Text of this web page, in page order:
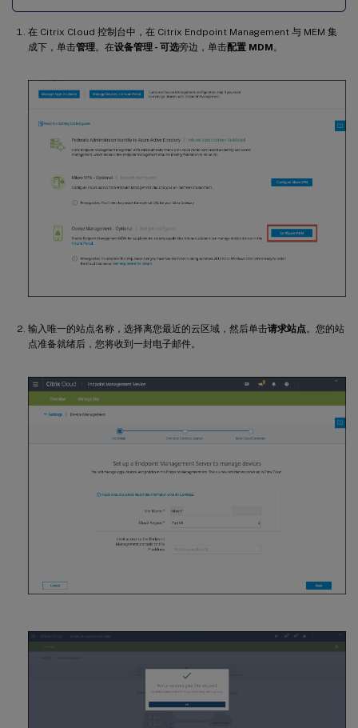
在 Citrix Cloud 控制台中，在 Citrix Endpoint Management 与 MEM 集
成下，单击管理。在设备管理 - 可选旁边，单击配置 MDM 。
输入唯一的站点名称，选择离您最近的云区域，然后单击请求站点。您的站
点准备就绪后，您将收到一封电子邮件。